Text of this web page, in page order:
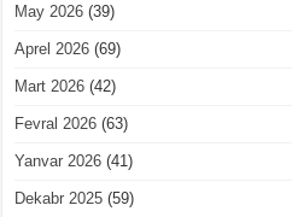
May 2026 (39)
Aprel 2026 (69)
Mart 2026 (42)
Fevral 2026 (63)
Yanvar 2026 (41)
Dekabr 2025 (59)